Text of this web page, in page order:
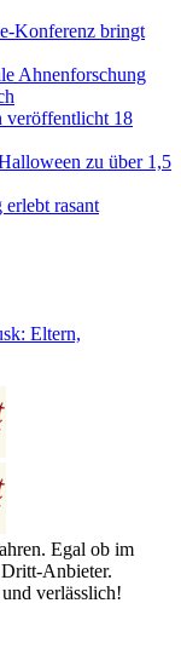
Konferenz bringt
Ahnenforschung
veröffentlicht 18
zu über 1,5
rasant
Eltern,
Egal ob im
Anbieter.
verlässlich!